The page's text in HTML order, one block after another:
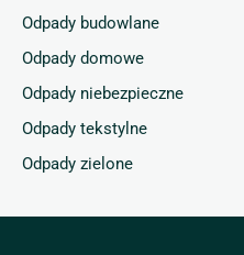
Odpady budowlane
Odpady domowe
Odpady niebezpieczne
Odpady tekstylne
Odpady zielone